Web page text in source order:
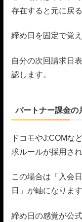
存在すると元に戻
締め日を固定で覚
自分の次回請求日
認します。
パートナー課金の
ドコモやJ:COMな
求ルールが採用さ
この場合は「入会
日」が軸になります
締め日の感覚が公